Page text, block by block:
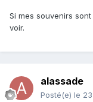
Si mes souvenirs
voir.
alassade
Posté(e) le